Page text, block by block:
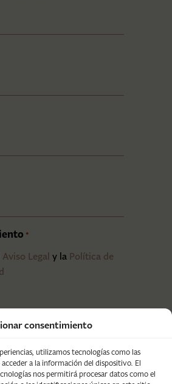
consentimiento
utilizamos tecnologías como las
a la información del dispositivo. El
nos permitirá procesar datos como el
*
Aviso Legal y la Política de